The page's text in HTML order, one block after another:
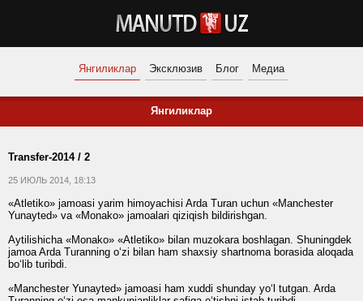
Янгиликлар Эксклюзив Блог Медиа
Янгиликлар
Transfer-2014 / 2
25 ИЮЛЬ 2014, 18:13
«Atletiko» jamoasi yarim himoyachisi Arda Turan uchun «Manchester
Yunayted» va «Monako» jamoalari qiziqish bildirishgan.
Aytilishicha «Monako» «Atletiko» bilan muzokara boshlagan. Shuningdek
jamoa Arda Turanning o‘zi bilan ham shaxsiy shartnoma borasida aloqada
bo‘lib turibdi.
«Manchester Yunayted» jamoasi ham xuddi shunday yo‘l tutgan. Arda